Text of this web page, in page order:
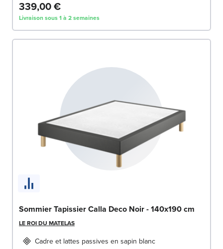
339,00 €
Livraison sous 1 à 2 semaines
Sommier Tapissier Calla Deco Noir - 140x190 cm
LE ROI DU MATELAS
Cadre et lattes passives en sapin blanc